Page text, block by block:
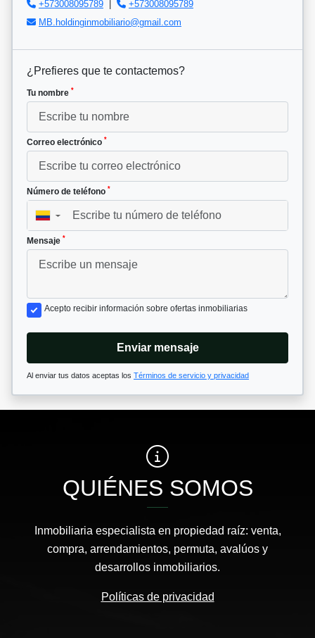
+573008095789 |
+573008095789
MB.holdinginmobiliario@gmail.com
¿Prefieres que te contactemos?
Tu nombre *
Correo electrónico *
Número de teléfono *
▼
Mensaje *
Acepto recibir información sobre ofertas inmobiliarias
Enviar mensaje
Al enviar tus datos aceptas los Términos de servicio y privacidad
QUIÉNES SOMOS
Inmobiliaria especialista en propiedad raíz: venta,
compra, arrendamientos, permuta, avalúos y
desarrollos inmobiliarios.
Políticas de privacidad